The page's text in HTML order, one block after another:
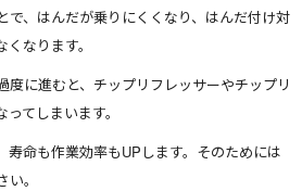
で、はんだが乗りにくくなり、はんだ付け対
なります。
度に進むと、チップリフレッサーやチップリ
てしまいます。
寿命も作業効率もUPします。そのためには
。